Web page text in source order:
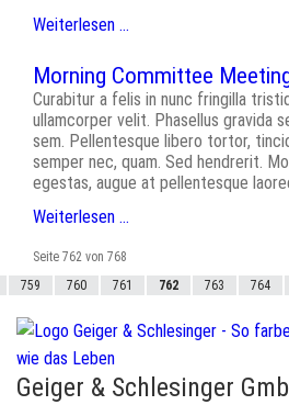
Weiterlesen …
Morning Committee
Curabitur a felis in nunc fringilla
ullamcorper velit. Phasellus gravida
sem. Pellentesque libero tortor,
semper nec, quam. Sed hendrerit.
egestas, augue at pellentesque
Weiterlesen …
Seite 762 von 768
759
760 761 762 763 764
Geiger & Schlesinger